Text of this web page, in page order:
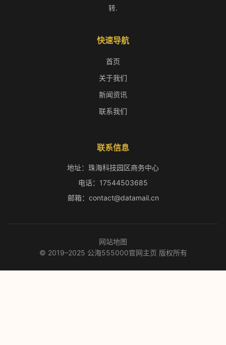
转.
快速导航
首页
关于我们
新闻资讯
联系我们
联系信息
地址：珠海科技园区商务中心
电话：17544503685
邮箱：contact@datamail.cn
网站地图
© 2019–2025 公海555000官网主页 版权所有